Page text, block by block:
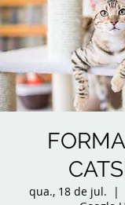
qua., 18 de jul.
  |